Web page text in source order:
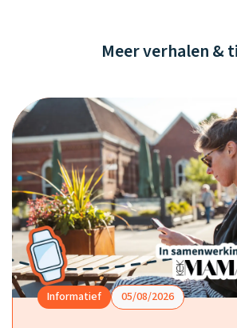
Meer verhalen &
Informatief 05/08/2026